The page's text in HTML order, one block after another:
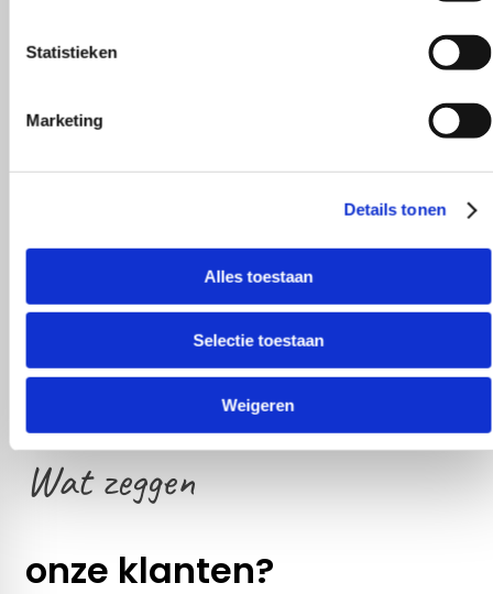
Statistieken
Marketing
Details tonen
Alles toestaan
Selectie toestaan
Weigeren
Wat zeggen
onze klanten?